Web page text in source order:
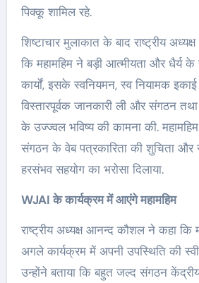
पिक्कू शामिल रहे.
शिष्टाचार मुलाकात के बाद राष्ट्रीय
कि महामहिम ने बड़ी आत्मीयता और धैर्य के
कार्यों, इसके स्वनियमन, स्व नियामक
विस्तारपूर्वक जानकारी ली और संगठन
के उज्ज्वल भविष्य की कामना की.
संगठन के वेब पत्रकारिता की शुचिता
हरसंभव सहयोग का भरोसा दिलाया.
WJAI के कार्यक्रम में आएंगे महामहिम
राष्ट्रीय अध्यक्ष आनन्द कौशल ने कहा
अगले कार्यक्रम में अपनी उपस्थिति की
उन्होंने बताया कि बहुत जल्द संगठन